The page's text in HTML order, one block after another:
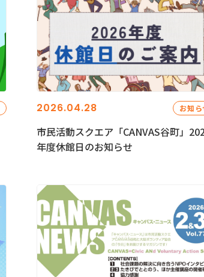
2026.04.28 お知ら
市民活動スクエア「CANVAS谷町」
年度休館日のお知らせ